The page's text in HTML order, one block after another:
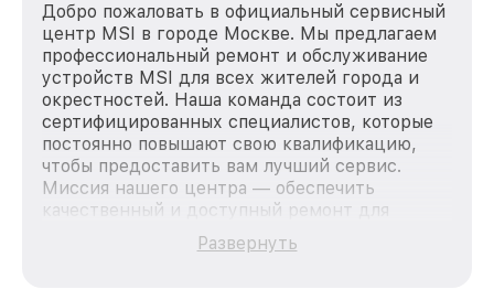
Добро пожаловать в официальный сервисный
центр MSI в городе Москве. Мы предлагаем
профессиональный ремонт и обслуживание
устройств MSI для всех жителей города и
окрестностей. Наша команда состоит из
сертифицированных специалистов, которые
постоянно повышают свою квалификацию,
чтобы предоставить вам лучший сервис.
Миссия нашего центра — обеспечить
качественный и доступный ремонт для
каждого пользователя продукции MSI, вне
зависимости от сложности поломки. Мы
Развернуть